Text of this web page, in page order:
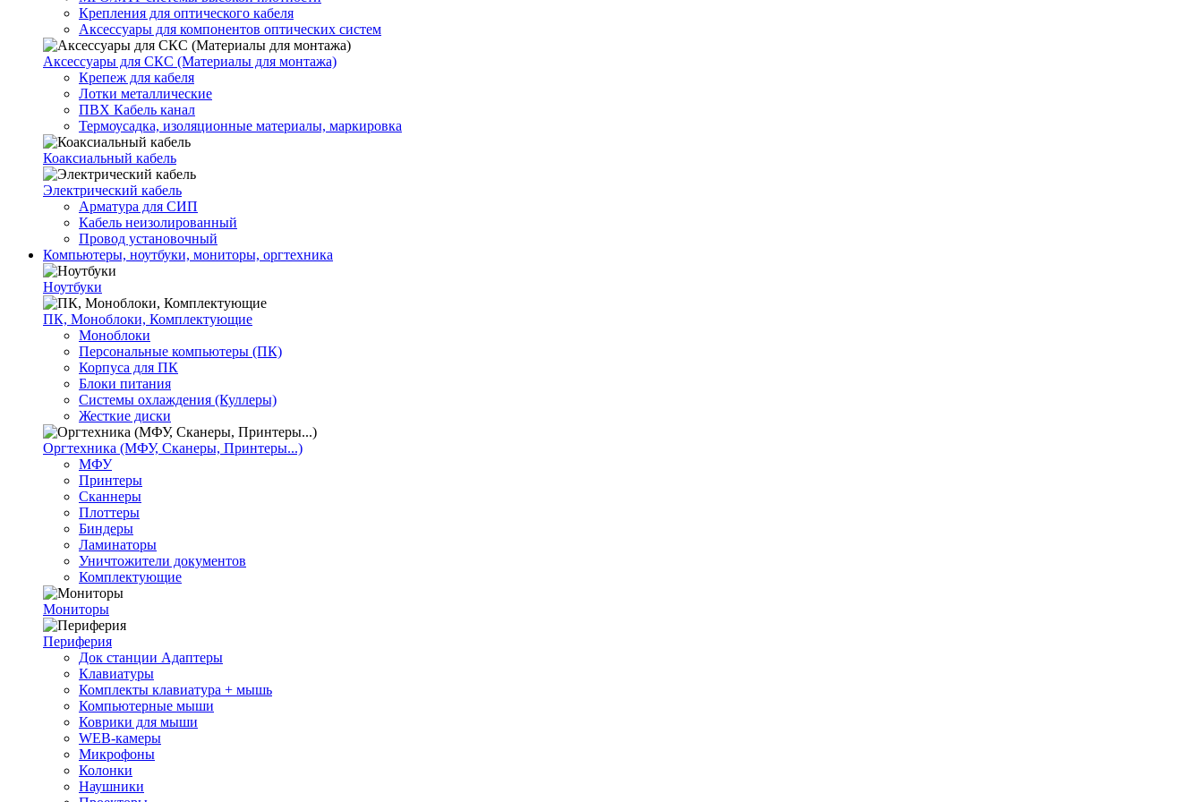
Крепления для оптического кабеля
Аксессуары для компонентов оптических систем
Аксессуары для СКС (Материалы для монтажа)
Крепеж для кабеля
Лотки металлические
ПВХ Кабель канал
Термоусадка, изоляционные материалы, маркировка
Коаксиальный кабель
Электрический кабель
Арматура для СИП
Кабель неизолированный
Провод установочный
Компьютеры, ноутбуки, мониторы, оргтехника
Ноутбуки
ПК, Моноблоки, Комплектующие
Моноблоки
Персональные компьютеры (ПК)
Корпуса для ПК
Блоки питания
Системы охлаждения (Куллеры)
Жесткие диски
Оргтехника (МФУ, Сканеры, Принтеры...)
МФУ
Принтеры
Сканнеры
Плоттеры
Биндеры
Ламинаторы
Уничтожители документов
Комплектующие
Мониторы
Периферия
Док станции Адаптеры
Клавиатуры
Комплекты клавиатура + мышь
Компьютерные мыши
Коврики для мыши
WEB-камеры
Микрофоны
Колонки
Наушники